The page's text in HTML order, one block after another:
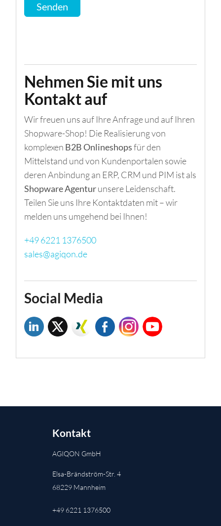
Nehmen Sie mit uns
Kontakt auf
Wir freuen uns auf Ihre Anfrage und auf Ihren
Shopware-Shop! Die Realisierung von
komplexen B2B Onlineshopsfür den
Mittelstand und von Kundenportalen sowie
deren Anbindung an ERP, CRM und PIM ist als
Shopware Agenturunsere Leidenschaft.
Teilen Sie uns Ihre Kontaktdaten mit – wir
melden uns umgehend bei Ihnen!
+49 6221 1376500
sales@agiqon.de
Social Media
Kontakt
AGIQON GmbH
Elsa-Brändström-Str. 4
68229 Mannheim
+49 6221 1376500